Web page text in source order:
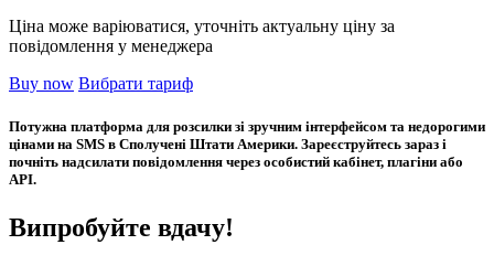
Ціна може варіюватися, уточніть актуальну ціну за
повідомлення у менеджера
Buy now Вибрати тариф
Потужна платформа для розсилки зі зручним інтерфейсом та недорогими
цінами на SMS в Сполучені Штати Америки. Зареєструйтесь зараз і
почніть надсилати повідомлення через особистий кабінет, плагіни або
API.
Випробуйте вдачу!